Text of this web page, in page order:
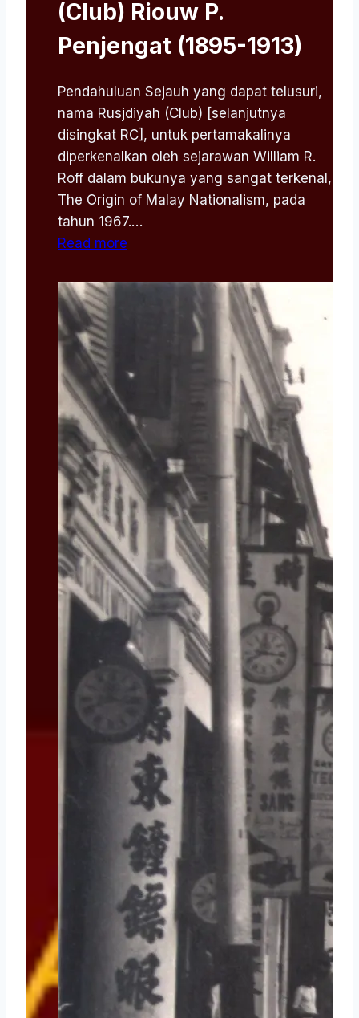
(Club) Riouw P.
Penjengat (1895-1913)
Pendahuluan Sejauh yang dapat telusuri,
nama Rusjdiyah (Club) [selanjutnya
disingkat RC], untuk pertamakalinya
diperkenalkan oleh sejarawan William R.
Roff dalam bukunya yang sangat terkenal,
The Origin of Malay Nationalism, pada
tahun 1967.…
Read more